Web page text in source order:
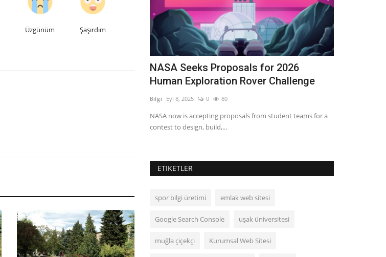
Üzgünüm Şaşırdım
NASA Seeks Proposals for 2026
Human Exploration Rover Challenge
Bilgi Eyl 8, 2025 0 80
NASA now is accepting proposals from student teams for a
contest to design, build,...
ETIKETLER
spor bilgi üretimi emlak web sitesi
Google Search Console uşak üniversitesi
muğla çiçekçi Kurumsal Web Sitesi